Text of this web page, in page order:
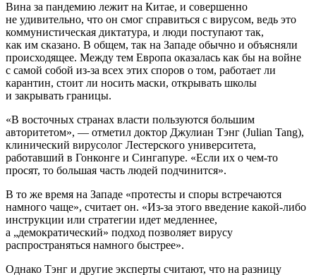
Вина за пандемию лежит на Китае, и совершенно
не удивительно, что он смог справиться с вирусом, ведь это
коммунистическая диктатура, и люди поступают так,
как им сказано. В общем, так на Западе обычно и объясняли
происходящее. Между тем Европа оказалась как бы на войне
с самой собой из-за всех этих споров о том, работает ли
карантин, стоит ли носить маски, открывать школы
и закрывать границы.
«В восточных странах власти пользуются большим
авторитетом», — отметил доктор Джулиан Тэнг (Julian Tang),
клинический вирусолог Лестерского университета,
работавший в Гонконге и Сингапуре. «Если их о чем-то
просят, то большая часть людей подчинится».
В то же время на Западе «протесты и споры встречаются
намного чаще», считает он. «Из-за этого введение какой-либо
инструкции или стратегии идет медленнее,
а „демократический» подход позволяет вирусу
распространяться намного быстрее».
Однако Тэнг и другие эксперты считают, что на разницу